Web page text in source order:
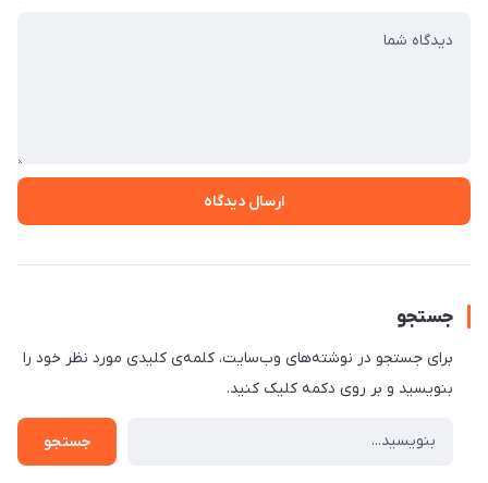
ارسال دیدگاه
جستجو
برای جستجو در نوشته‌های وب‌سایت، کلمه‌ی کلیدی مورد نظر خود را
بنویسید و بر روی دکمه کلیک کنید.
جستجو